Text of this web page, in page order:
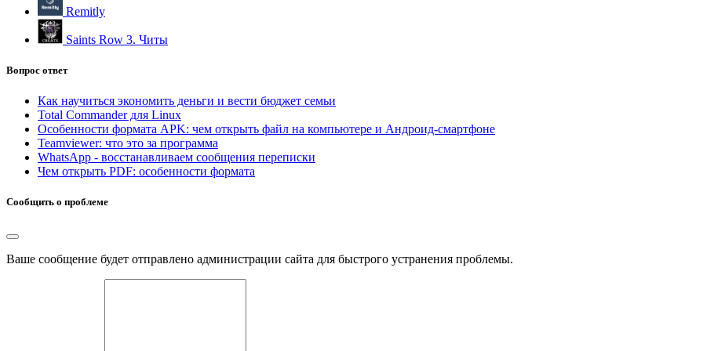
Remitly
Saints Row 3. Читы
Вопрос ответ
Как научиться экономить деньги и вести бюджет семьи
Total Commander для Linux
Особенности формата APK: чем открыть файл на компьютере и Андроид-смартфоне
Teamviewer: что это за программа
WhatsApp - восстанавливаем сообщения переписки
Чем открыть PDF: особенности формата
Сообщить о проблеме
Ваше сообщение будет отправлено администрации сайта для быстрого устранения проблемы.